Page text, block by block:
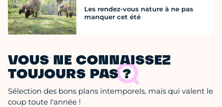
Les rendez-vous nature à ne pas
manquer cet été
VOUS NE CONNAISSEZ
TOUJOURS PAS ?
Sélection des bons plans intemporels, mais qui valent le
coup toute l'année !